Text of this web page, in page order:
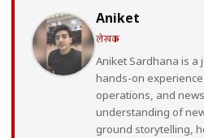
Aniket
लेखक
Aniket Sardhana is
hands-on
operations, and
understanding of
ground storytelling,